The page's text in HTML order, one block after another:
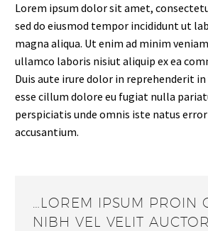
Lorem ipsum dolor sit amet,
sed do eiusmod tempor incididunt ut
magna aliqua. Ut enim ad minim
ullamco laboris nisiut aliquip ex ea
Duis aute irure dolor in reprehenderit
esse cillum dolore eu fugiat nulla
perspiciatis unde omnis iste natus
accusantium.
…LOREM IPSUM PROIN
NIBH VEL VELIT